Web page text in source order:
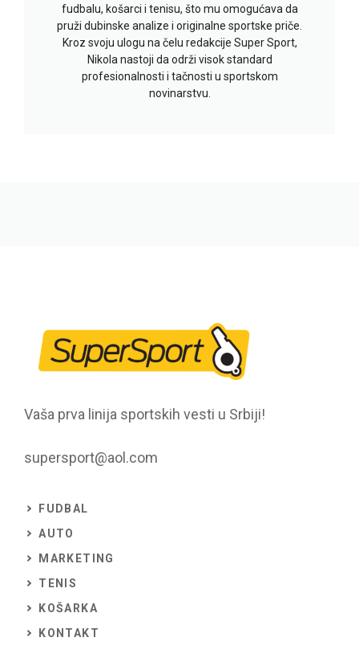
fudbalu, košarci i tenisu, što mu omogućava da
pruži dubinske analize i originalne sportske priče.
Kroz svoju ulogu na čelu redakcije Super Sport,
Nikola nastoji da održi visok standard
profesionalnosti i tačnosti u sportskom
novinarstvu.
Vaša prva linija sportskih vesti u Srbiji!
supersport@aol.com
FUDBAL
AUTO
MARKETING
TENIS
KOŠARKA
KONTAKT